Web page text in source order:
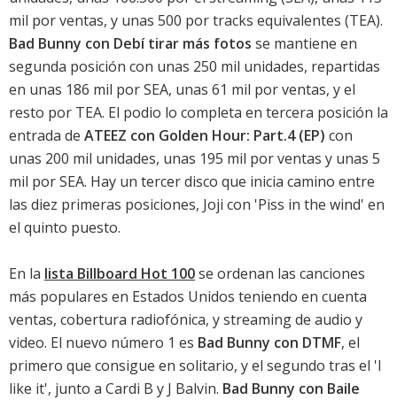
mil por ventas, y unas 500 por tracks equivalentes (TEA).
Bad Bunny con Debí tirar más fotos se mantiene en
segunda posición con unas 250 mil unidades, repartidas
en unas 186 mil por SEA, unas 61 mil por ventas, y el
resto por TEA. El podio lo completa en tercera posición la
entrada de ATEEZ con Golden Hour: Part.4 (EP) con
unas 200 mil unidades, unas 195 mil por ventas y unas 5
mil por SEA. Hay un tercer disco que inicia camino entre
las diez primeras posiciones, Joji con 'Piss in the wind' en
el quinto puesto.
En la lista Billboard Hot 100se ordenan las canciones
más populares en Estados Unidos teniendo en cuenta
ventas, cobertura radiofónica, y streaming de audio y
video. El nuevo número 1 es Bad Bunny con DTMF, el
primero que consigue en solitario, y el segundo tras el 'I
like it', junto a Cardi B y J Balvin. Bad Bunny con Baile